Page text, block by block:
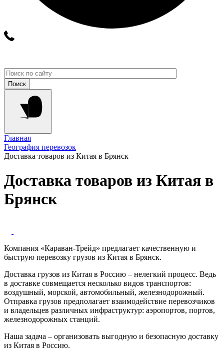
Главная
География перевозок
Доставка товаров из Китая в Брянск
Доставка товаров из Китая в
Брянск
Компания «Караван-Трейд» предлагает качественную и
быструю перевозку грузов из Китая в Брянск.
Доставка грузов из Китая в Россию – нелегкий процесс. Ведь
в доставке совмещается несколько видов транспортов:
воздушный, морской, автомобильный, железнодорожный.
Отправка грузов предполагает взаимодействие перевозчиков
и владельцев различных инфраструктур: аэропортов, портов,
железнодорожных станций.
Наша задача – организовать выгодную и безопасную доставку
из Китая в Россию.